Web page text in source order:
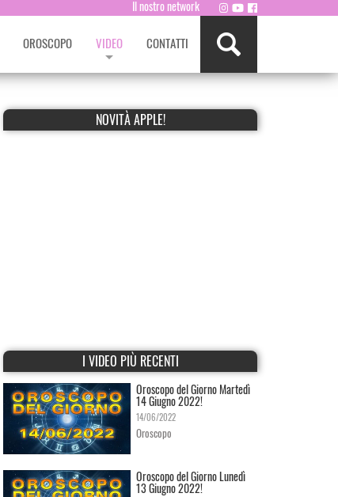
Il nostro network
OROSCOPO VIDEO CONTATTI
NOVITÀ APPLE!
I VIDEO PIÙ RECENTI
Oroscopo del Giorno Martedì
14 Giugno 2022!
14/06/2022
Oroscopo
Oroscopo del Giorno Lunedì
13 Giugno 2022!